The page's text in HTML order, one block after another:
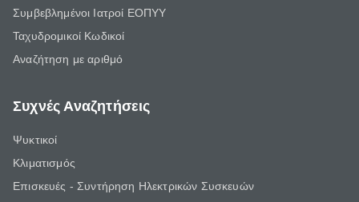
Συμβεβλημένοι Ιατροί ΕΟΠΥΥ
Ταχυδρομικοί Κωδικοί
Αναζήτηση με αριθμό
Συχνές Αναζητήσεις
Ψυκτικοί
Κλιματισμός
Επισκευές - Συντήρηση Ηλεκτρικών Συσκευών